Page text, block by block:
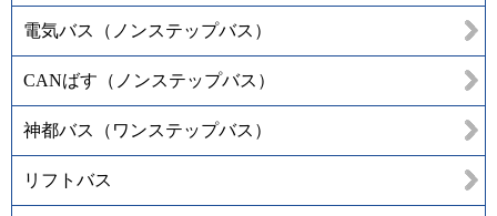
電気バス（ノンステップバス）
CANばす（ノンステップバス）
神都バス（ワンステップバス）
リフトバス